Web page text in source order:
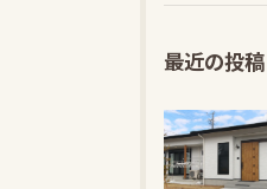
最近の投稿